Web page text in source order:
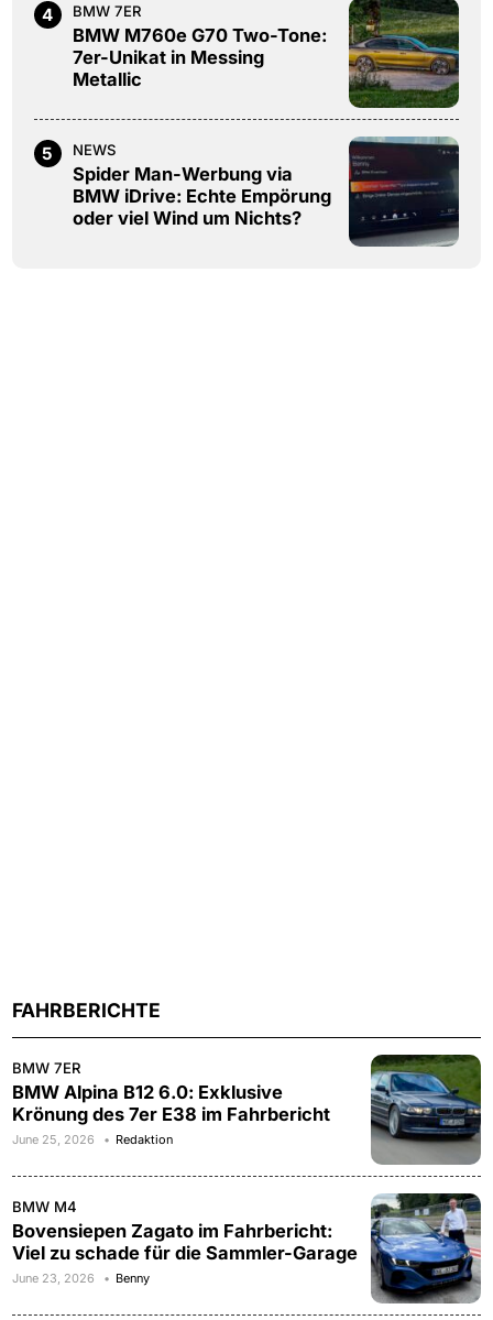
4 BMW 7ER
BMW M760e G70 Two-Tone:
7er-Unikat in Messing
Metallic
5 NEWS
Spider Man-Werbung via
BMW iDrive: Echte Empörung
oder viel Wind um Nichts?
FAHRBERICHTE
BMW 7ER
BMW Alpina B12 6.0: Exklusive
Krönung des 7er E38 im Fahrbericht
June 25, 2026 Redaktion
BMW M4
Bovensiepen Zagato im Fahrbericht:
Viel zu schade für die Sammler-Garage
June 23, 2026 Benny